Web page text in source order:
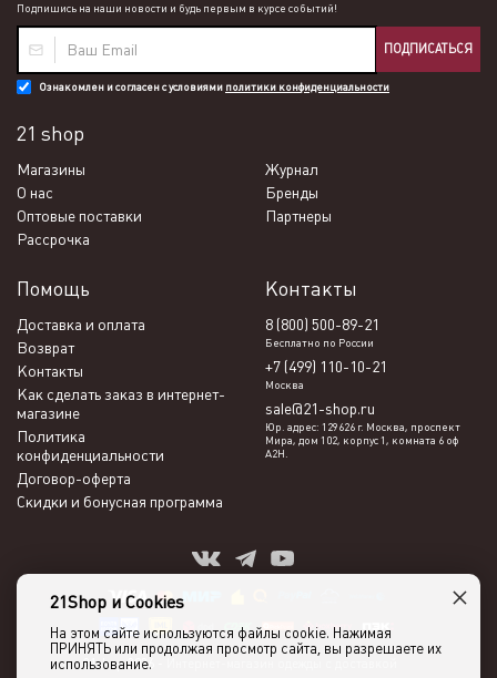
Подпишись на наши новости и будь первым в курсе событий!
ПОДПИСАТЬСЯ
Ознакомлен и согласен с условиями политики конфиденциальности
21 shop
Магазины
Журнал
О нас
Бренды
Оптовые поставки
Партнеры
Рассрочка
Помощь
Доставка и оплата
Возврат
Контакты
Как сделать заказ в интернет-
магазине
Политика
конфиденциальности
Договор-оферта
Скидки и бонусная программа
Контакты
8 (800) 500-89-21
Бесплатно по России
+7 (499) 110-10-21
Москва
sale@21-shop.ru
Юр. адрес: 129626 г. Москва, проспект
Мира, дом 102, корпус 1, комната 6 оф
А2Н.
21shop 2026 -
21Shop и Cookies
На этом сайте используются файлы cookie. Нажимая
ПРИНЯТЬ или продолжая просмотр сайта, вы разрешаете их
использование.
×